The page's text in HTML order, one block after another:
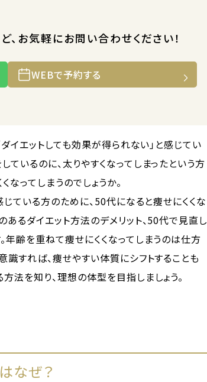
お気軽にお問い合わせください！
WEBで予約する
イエットしても効果が得られない」と感じてい
いるのに、太りやすくなってしまったという方
なってしまうのでしょうか。
ている方のために、50代になると痩せにくくな
るダイエット方法のデメリット、50代で見直し
年齢を重ねて痩せにくくなってしまうのは仕方
すれば、痩せやすい体質にシフトすることも
法を知り、理想の体型を目指しましょう。
なぜ？